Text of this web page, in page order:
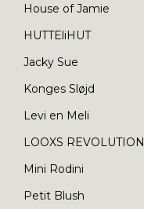
House of Jamie
HUTTEliHUT
Jacky Sue
Konges Sløjd
Levi en Meli
LOOXS REVOLUTION
Mini Rodini
Petit Blush